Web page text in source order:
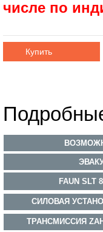
числе по
Купить
FAUN SLT
СИЛОВАЯ
ТРАНСМИССИЯ